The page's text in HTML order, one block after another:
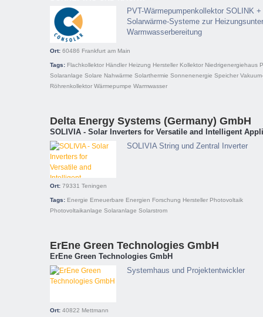
PVT-Wärmepumpenkollektor SOLINK
Solarwärme-Systeme zur
Warmwasserbereitung
Ort: 60486 Frankfurt am Main
Tags: Flachkollektor Händler Heizung Hersteller Kollektor Niedrigenergiehaus
Solaranlage Solare Nahwärme Solarthermie Sonnenenergie Speicher Vakuum-
Röhrenkollektor Wärmepumpe Warmwasser
Delta Energy Systems (Germany) GmbH
SOLIVIA - Solar Inverters for Versatile and Intelligent
SOLIVIA String und Zentral Inverter
Ort: 79331 Teningen
Tags: Energie Erneuerbare Energien Forschung Hersteller Photovoltaik
Photovoltaikanlage Solaranlage Solarstrom
ErEne Green Technologies GmbH
ErEne Green Technologies GmbH
Systemhaus und Projektentwickler
Ort: 40822 Mettmann